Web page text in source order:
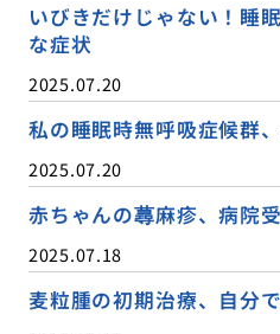
いびきだけじゃない！睡
な症状
2025.07.20
私の睡眠時無呼吸症候群
2025.07.20
赤ちゃんの蕁麻疹、病院
2025.07.18
麦粒腫の初期治療、自分